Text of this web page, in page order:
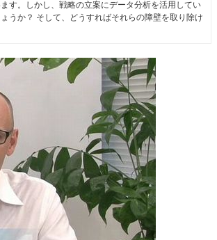
す。しかし、戦略の立案にデータ分析を活用してい
うか？ そして、どうすればそれらの障壁を取り除け